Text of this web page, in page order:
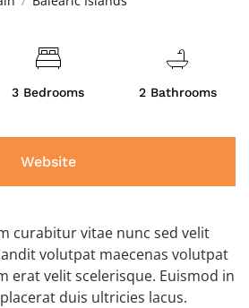
3 Bedrooms 2 Bathrooms
Website
curabitur vitae nunc sed velit
volutpat maecenas volutpat
erat velit scelerisque. Euismod in
duis ultricies lacus.